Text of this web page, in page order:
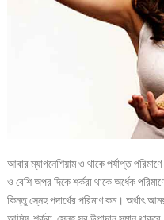
আবার ম্যাগনেশিয়াম ও থাকে পর্যাপ্ত
ও বেশি অপর দিকে শর্করা থাকে অর্ধেক
কিন্তু স্নেহ পদার্থের পরিমাণ কম। অর্থাৎ